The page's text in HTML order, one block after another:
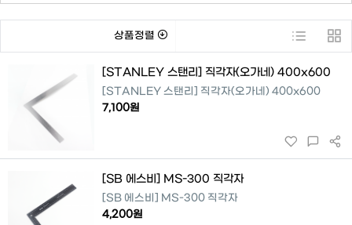
상품정렬
[STANLEY 스탠리] 직각자(오가네) 400x600
[STANLEY 스탠리] 직각자(오가네) 400x600
7,100원
[SB 에스비] MS-300 직각자
[SB 에스비] MS-300 직각자
4,200원